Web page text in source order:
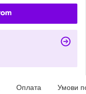
Оплата Умови